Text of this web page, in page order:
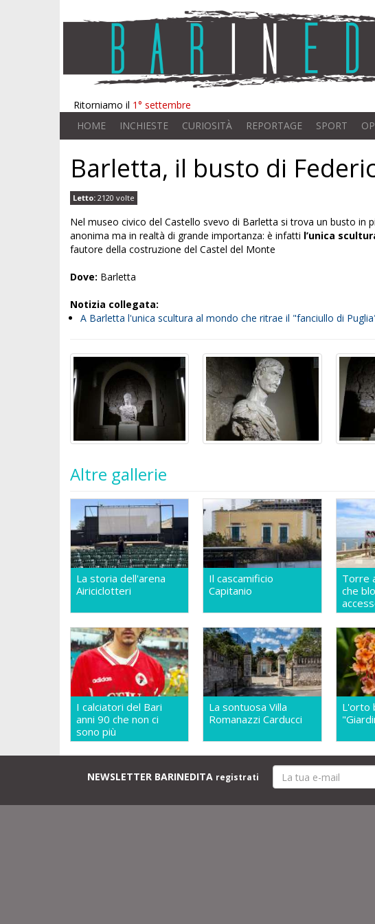
Ritorniamo il 1° settembre
HOME INCHIESTE CURIOSITÀ REPORTAGE SPORT
Barletta, il busto di
Letto: 2120 volte
Nel museo civico del Castello svevo di Barletta si trova un busto in
anonima ma in realtà di grande importanza: è infatti l’unica
fautore della costruzione del Castel del Monte
Dove: Barletta
Notizia collegata:
A Barletta l'unica scultura al mondo che ritrae il "fanciullo di
Altre gallerie
La storia dell'arena
Airiciclotteri
Il cascamificio
Capitanio
Torre
che
I calciatori del Bari
anni 90 che non ci
sono più
La sontuosa Villa
Romanazzi Carducci
L'orto
NEWSLETTER BARINEDITA registrati